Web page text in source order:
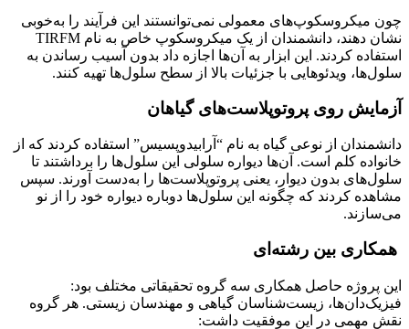
چون میکروسکوپ‌های معمولی نمی‌توانستند این فرآیند را به‌خوبی
نشان دهند، دانشمندان از یک میکروسکوپ خاص به نام TIRFM
استفاده کردند. این ابزار به آن‌ها اجازه داد بدون آسیب رساندن به
سلول‌ها، ویدئوهایی با جزئیات بالا از سطح سلول‌ها تهیه کنند.
آزمایش روی پروتوپلاست‌های گیاهان
دانشمندان از نوعی گیاه به نام “آرابیدوپسیس” استفاده کردند که از
خانواده کلم است. آن‌ها دیواره سلولی این سلول‌ها را برداشتند تا
سلول‌های بدون دیوار، یعنی پروتوپلاست‌ها را به‌دست آورند. سپس
مشاهده کردند که چگونه این سلول‌ها دوباره دیواره خود را از نو
می‌سازند.
‍ همکاری بین رشته‌ای
این پروژه حاصل همکاری سه گروه تحقیقاتی مختلف بود:
فیزیک‌دان‌ها، زیست‌شناسان گیاهی و مهندسان زیستی. هر گروه
نقش مهمی در این موفقیت داشت: